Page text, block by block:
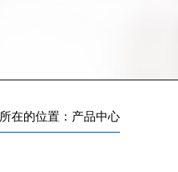
在的位置：产品中心